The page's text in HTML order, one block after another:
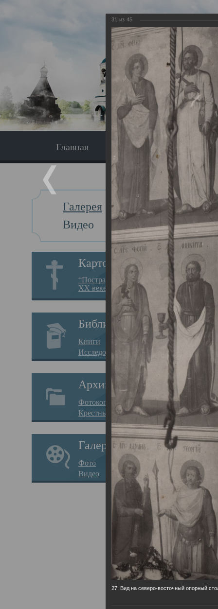
Главная Экскурсия
Галерея
Видео
Картотека
“Пострадавшие за веру в
XX веке на Севере”
Библиотека
Книги
Исследования
Архив
Фотокопии дел
Крестные ходы
Галерея
Фото
Видео
Главная
31 из 45
27. Вид на северо-восточный опорный